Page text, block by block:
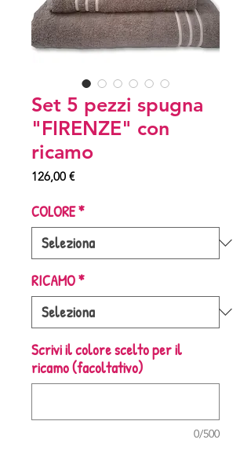
Set 5 pezzi spugna
"FIRENZE" con
ricamo
126,00 €Prezzo
COLORE*
RICAMO*
Scrivi il colore scelto per il
ricamo (facoltativo)
0/500